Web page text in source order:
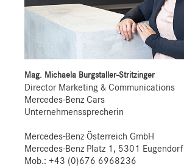
Mag. Michaela Burgstaller-Stritzinger
Director Marketing & Communications
Mercedes-Benz Cars
Unternehmenssprecherin
Mercedes-Benz Österreich GmbH
Mercedes-Benz Platz 1, 5301 Eugendorf
Mob.: +43 (0)676 6968236